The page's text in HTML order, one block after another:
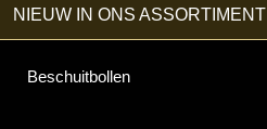
NIEUW IN ONS ASSORTIMENT
Beschuitbollen